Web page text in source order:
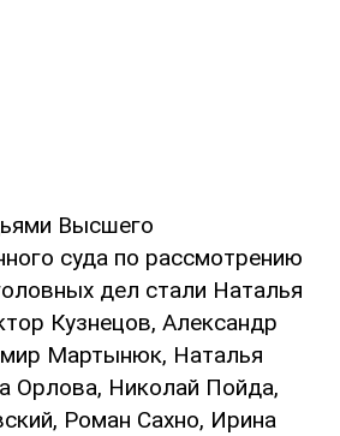
Высшего
суда по рассмотрению
дел стали Наталья
Кузнецов, Александр
Мартынюк, Наталья
Орлова, Николай Пойда,
Роман Сахно, Ирина